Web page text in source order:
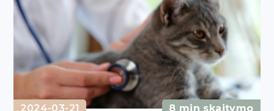
2024-03-21 8 min skaitymo